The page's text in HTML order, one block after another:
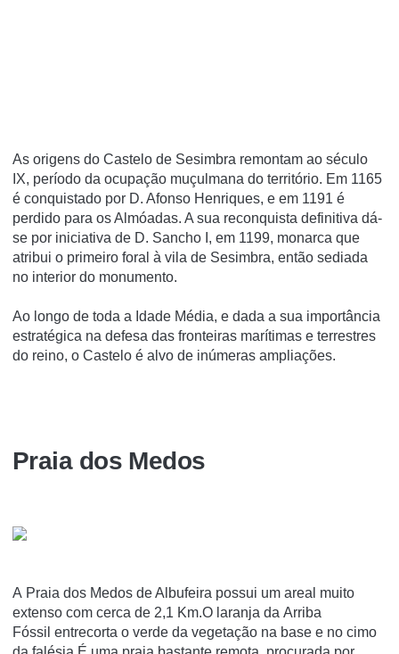
As origens do Castelo de Sesimbra remontam ao século
IX, período da ocupação muçulmana do território. Em 1165
é conquistado por D. Afonso Henriques, e em 1191 é
perdido para os Almóadas. A sua reconquista definitiva dá-
se por iniciativa de D. Sancho I, em 1199, monarca que
atribui o primeiro foral à vila de Sesimbra, então sediada
no interior do monumento.
Ao longo de toda a Idade Média, e dada a sua importância
estratégica na defesa das fronteiras marítimas e terrestres
do reino, o Castelo é alvo de inúmeras ampliações.
Praia dos Medos
A Praia dos Medos de Albufeira possui um areal muito
extenso com cerca de 2,1 Km.O laranja da Arriba
Fóssil entrecorta o verde da vegetação na base e no cimo